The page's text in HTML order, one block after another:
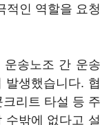
적인 역할을 요청
송노조 간 운송
발생했습니다. 협
리트 타설 등 주
수밖에 없다고 설